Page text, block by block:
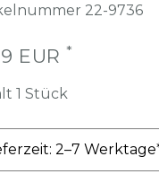
22-9736
EUR *
1 Stück
2–7